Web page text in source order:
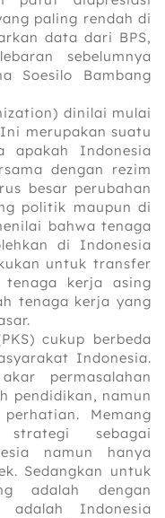
paling rendah di
data dari BPS,
sebelumnya
Soesilo Bambang
dinilai mulai
merupakan suatu
apakah Indonesia
dengan rezim
besar perubahan
politik maupun di
bahwa tenaga
di Indonesia
untuk transfer
tenaga kerja asing
tenaga kerja yang
cukup berbeda
Indonesia.
permasalahan
pendidikan, namun
Memang
sebagai
namun hanya
Sedangkan untuk
adalah dengan
adalah Indonesia